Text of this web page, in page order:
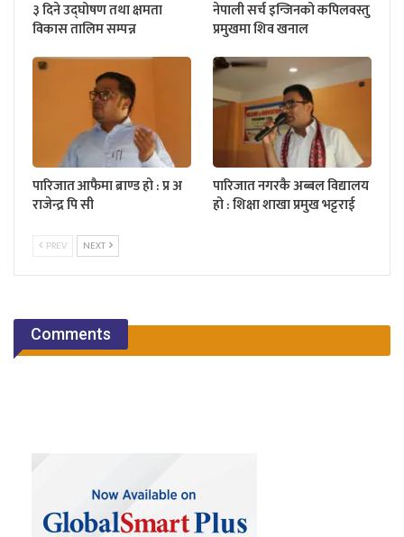
३ दिने उद्घोषण तथा क्षमता
विकास तालिम सम्पन्न
नेपाली सर्च इन्जिनको कपिलवस्तु
प्रमुखमा शिव खनाल
पारिजात आफैमा ब्राण्ड हो : प्र अ
राजेन्द्र पि सी
पारिजात नगरकै अब्बल विद्यालय
हो : शिक्षा शाखा प्रमुख भट्टराई
PREV NEXT
Comments